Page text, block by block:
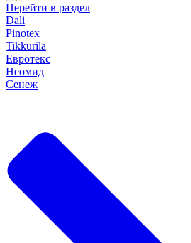
Перейти в раздел
Dali
Pinotex
Tikkurila
Евротекс
Неомид
Сенеж